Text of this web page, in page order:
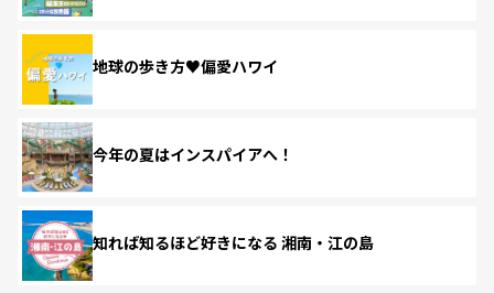
地球の歩き方♥偏愛ハワイ
今年の夏はインスパイアへ！
知れば知るほど好きになる 湘南・江の島